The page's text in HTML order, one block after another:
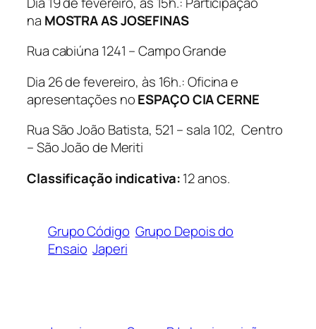
na MOSTRA AS JOSEFINAS
Rua cabiúna 1241 – Campo Grande
Dia 26 de fevereiro, às 16h.: Oficina e
apresentações noESPAÇO CIA CERNE
Rua São João Batista, 521 – sala 102, Centro
– São João de Meriti
Classificação indicativa:12 anos.
Grupo Código Grupo Depois do
Ensaio Japeri